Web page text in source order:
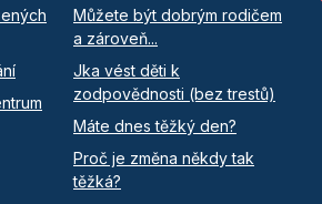
Můžete být dobrým rodičem
a zároveň...
Jka vést děti k
zodpovědnosti (bez trestů)
Máte dnes těžký den?
Proč je změna někdy tak
těžká?